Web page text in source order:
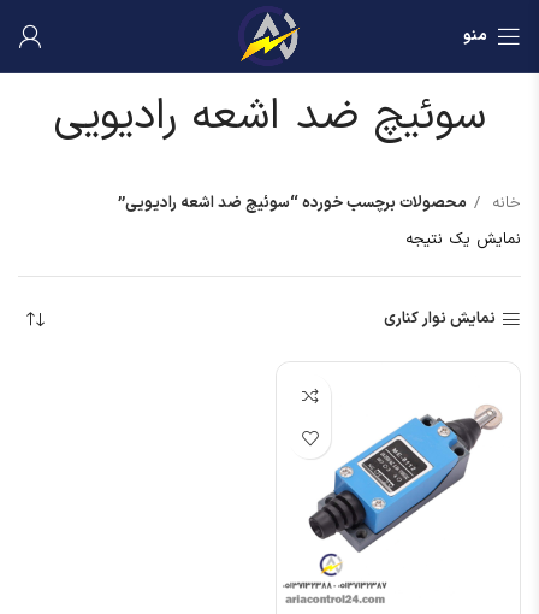
منو
سوئیچ ضد اشعه رادیویی
خانه
محصولات برچسب خورده “سوئیچ ضد اشعه رادیویی”
نمایش یک نتیجه
نمایش نوار کناری